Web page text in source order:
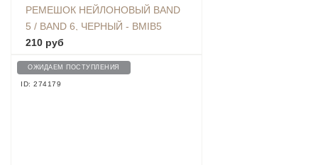
РЕМЕШОК НЕЙЛОНОВЫЙ BAND
5 / BAND 6, ЧЕРНЫЙ - BMIB5
NYLON BLACK
210 руб
ОЖИДАЕМ ПОСТУПЛЕНИЯ
ID: 274179